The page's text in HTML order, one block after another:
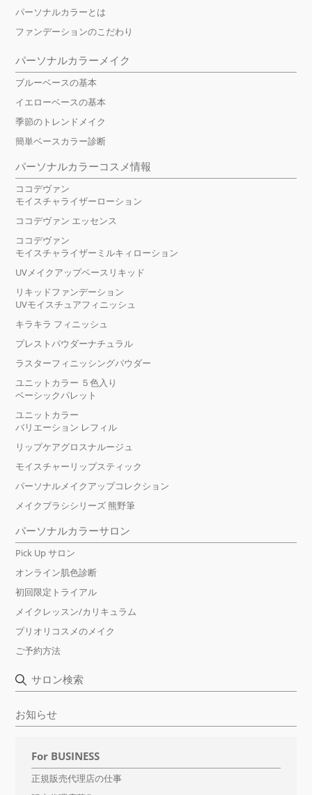
パーソナルカラーとは
ファンデーションのこだわり
パーソナルカラーメイク
ブルーベースの基本
イエローベースの基本
季節のトレンドメイク
簡単ベースカラー診断
パーソナルカラーコスメ情報
ココデヴァン
モイスチャライザーローション
ココデヴァン エッセンス
ココデヴァン
モイスチャライザーミルキィローション
UVメイクアップベースリキッド
リキッドファンデーション
UVモイスチュアフィニッシュ
キラキラ フィニッシュ
プレストパウダーナチュラル
ラスターフィニッシングパウダー
ユニットカラー ５色入り
ベーシックパレット
ユニットカラー
バリエーション レフィル
リップケアグロスナルージュ
モイスチャーリップスティック
パーソナルメイクアップコレクション
メイクブラシシリーズ 熊野筆
パーソナルカラーサロン
Pick Up サロン
オンライン肌色診断
初回限定トライアル
メイクレッスン/カリキュラム
プリオリコスメのメイク
ご予約方法
サロン検索
お知らせ
For BUSINESS
正規販売代理店の仕事